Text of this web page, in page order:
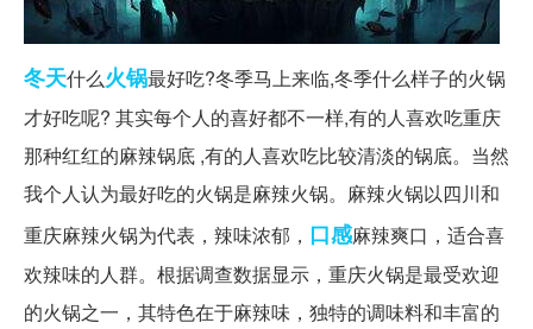
冬天什么火锅最好吃?冬季马上来临,冬季什么样子的火锅
才好吃呢? 其实每个人的喜好都不一样,有的人喜欢吃重庆
那种红红的麻辣锅底 ,有的人喜欢吃比较清淡的锅底。当然
我个人认为最好吃的火锅是麻辣火锅。麻辣火锅以四川和
重庆麻辣火锅为代表，辣味浓郁， 口感麻辣爽口，适合喜
欢辣味的人群。根据调查数据显示，重庆火锅是最受欢迎
的火锅之一，其特色在于麻辣味，独特的调味料和丰富的